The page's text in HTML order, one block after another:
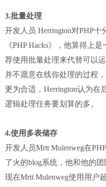
3.批量处理
开发人员 Herrington对PHP
《PHP Hacks》，他算得上
荐使用批量处理来代替可以
并不愿意在线你处理的过程
更为合适，Herrington认为在
逻辑处理任务要划算的多。
4.使用多表储存
开发人员Mrtt Mulenweg在
了火的blog系统，他和他的团
现在Mrtt Mulenweg使用用户